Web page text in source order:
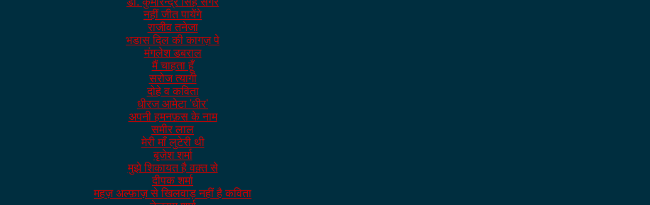
नहीं जीत पायेंगे
राजीव तनेजा
भडास दिल की कागज़ पे
मंगलेश डबराल
मैं चाहता हूँ
सरोज त्यागी
दोहे व कविता
धीरज आमेटा 'धीर'
अपनी हमनफ़स के नाम
समीर लाल
मेरी माँ लुटेरी थी
बृजेश शर्मा
मुझे शिकायत है वक़्त से
दीपक शर्मा
महज़ अल्फ़ाज़ से खिलवाड़ नहीं है कविता